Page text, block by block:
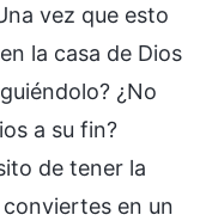
vez que esto
la casa de Dios
¿No
a su fin?
de tener la
en un